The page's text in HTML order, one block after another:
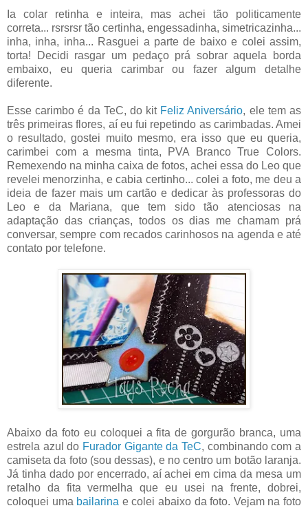
Ia colar retinha e inteira, mas achei tão politicamente
correta... rsrsrsr tão certinha, engessadinha, simetricazinha...
inha, inha, inha... Rasguei a parte de baixo e colei assim,
torta! Decidi rasgar um pedaço prá sobrar aquela borda
embaixo, eu queria carimbar ou fazer algum detalhe
diferente.
Esse carimbo é da TeC, do kit Feliz Aniversário, ele tem as
três primeiras flores, aí eu fui repetindo as carimbadas. Amei
o resultado, gostei muito mesmo, era isso que eu queria,
carimbei com a mesma tinta, PVA Branco True Colors.
Remexendo na minha caixa de fotos, achei essa do Leo que
revelei menorzinha, e cabia certinho... colei a foto, me deu a
ideia de fazer mais um cartão e dedicar às professoras do
Leo e da Mariana, que tem sido tão atenciosas na
adaptação das crianças, todos os dias me chamam prá
conversar, sempre com recados carinhosos na agenda e até
contato por telefone.
Abaixo da foto eu coloquei a fita de gorgurão branca, uma
estrela azul do Furador Gigante da TeC, combinando com a
camiseta da foto (sou dessas), e no centro um botão laranja.
Já tinha dado por encerrado, aí achei em cima da mesa um
retalho da fita vermelha que eu usei na frente, dobrei,
coloquei uma bailarina e colei abaixo da foto. Vejam na foto